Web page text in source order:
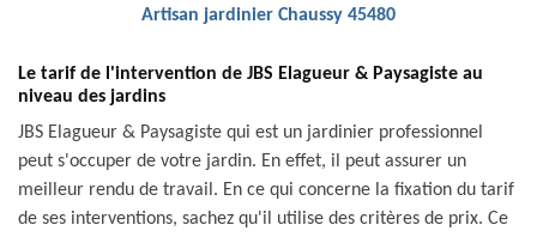
Artisan jardinier Chaussy 45480
Le tarif de l'intervention de JBS Elagueur & Paysagiste au
niveau des jardins
JBS Elagueur & Paysagiste qui est un jardinier professionnel
peut s'occuper de votre jardin. En effet, il peut assurer un
meilleur rendu de travail. En ce qui concerne la fixation du tarif
de ses interventions, sachez qu'il utilise des critères de prix. Ce